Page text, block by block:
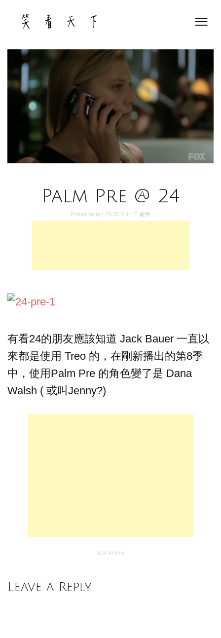
content
Palm Pre @ 24
Posted on Jan 29, 2010 in IT, 硬件
有看24的朋友應該知道 Jack Bauer 一直以
來都是使用 Treo 的，在剛新播出的第8季
中，使用Palm Pre 的角色變了是 Dana
Walsh ( 或叫Jenny?)
#24#Palm
Leave a Reply